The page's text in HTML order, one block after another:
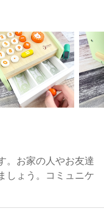
。お家の人やお友達
しょう。コミュニケ